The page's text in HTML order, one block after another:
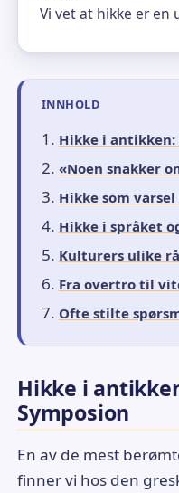
Vi vet at hikke er en
INNHOLD
Hikke i antikken:
«Noen snakker
Hikke som
Hikke i språket
Kulturers ulike
Fra overtro til
Ofte stilte
Hikke i
Symposion
En av de mest
finner vi hos den